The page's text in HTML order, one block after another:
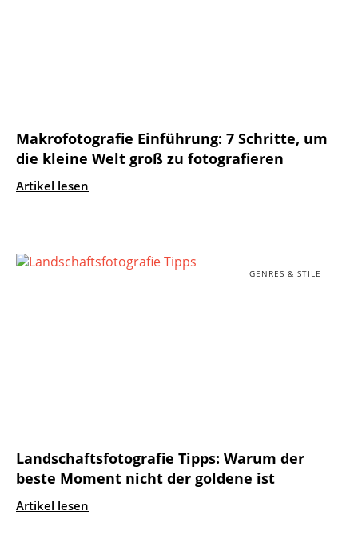
Makrofotografie Einführung: 7 Schritte, um
die kleine Welt groß zu fotografieren
Artikel lesen
GENRES & STILE
Landschaftsfotografie Tipps: Warum der
beste Moment nicht der goldene ist
Artikel lesen